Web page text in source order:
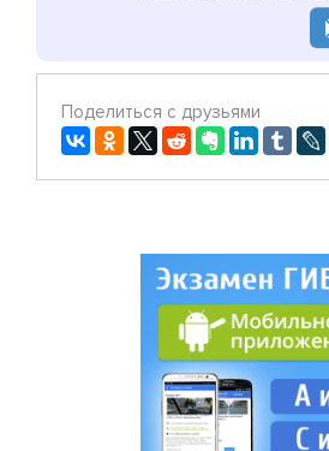
Поделиться с друзьями